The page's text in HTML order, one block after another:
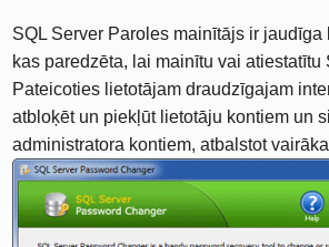
SQL Server Paroles mainītājs ir jaudīga
kas paredzēta, lai mainītu vai atiestatītu
Pateicoties lietotājam draudzīgajam
atbloķēt un piekļūt lietotāju kontiem un
administratora kontiem, atbalstot